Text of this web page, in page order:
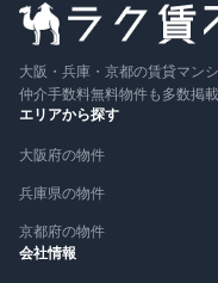
大阪・兵庫・京都の賃貸マン
仲介手数料無料物件も多数掲載
エリアから探す
大阪府の物件
兵庫県の物件
京都府の物件
会社情報